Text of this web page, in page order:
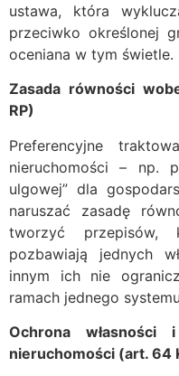
ustawa, która
przeciwko określonej
oceniana w tym świetle.
Zasada równości
RP)
Preferencyjne
nieruchomości – np.
ulgowej” dla
naruszać zasadę
tworzyć
pozbawiają jednych
innym ich nie
ramach jednego
Ochrona
nieruchomości (art. 64